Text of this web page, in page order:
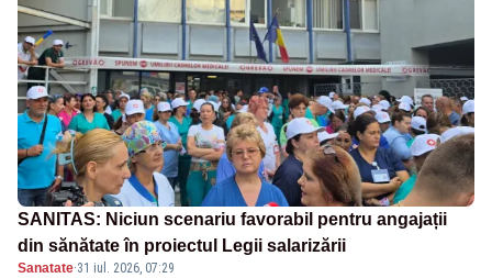
SANITAS: Niciun scenariu favorabil pentru angajații
din sănătate în proiectul Legii salarizării
Sanatate·31 iul. 2026, 07:29